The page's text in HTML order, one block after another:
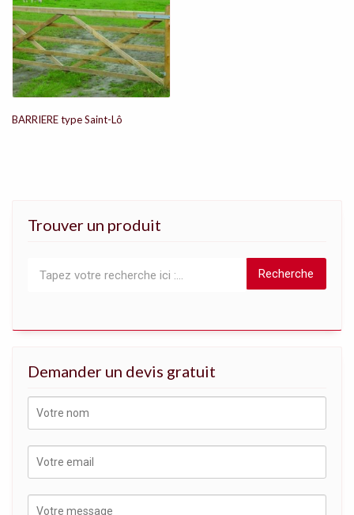
BARRIERE type Saint-Lô
Trouver un produit
Recherche
Demander un devis gratuit